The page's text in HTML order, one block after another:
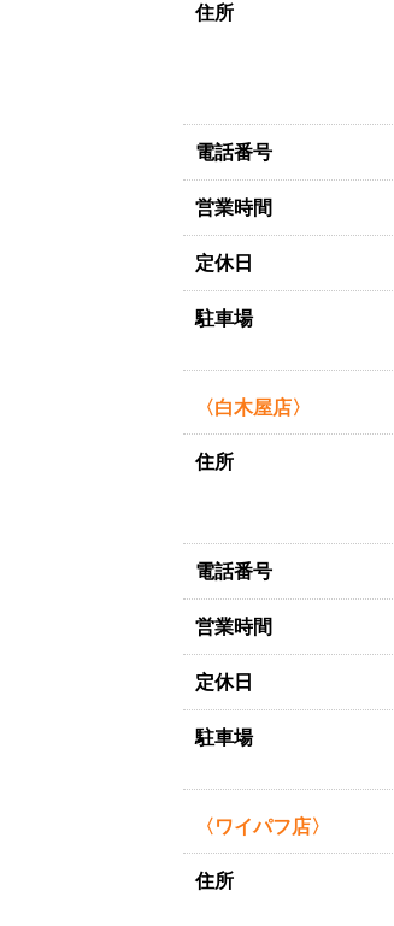
住所
電話番号
営業時間
定休日
駐車場
〈白木屋店〉
住所
電話番号
営業時間
定休日
駐車場
〈ワイパフ店〉
住所